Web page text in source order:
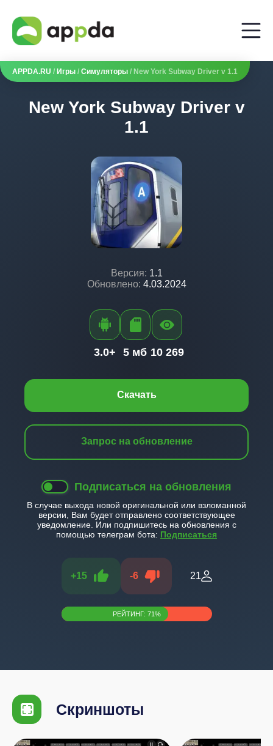
APPDA.RU / Игры / Симуляторы / New York Subway Driver v 1.1
New York Subway Driver v
1.1
Версия: 1.1
Обновлено: 4.03.2024
Скачать
Запрос на обновление
Подписаться на обновления
В случае выхода новой оригинальной или взломанной
версии, Вам будет отправлено соответствующее
уведомление. Или подпишитесь на обновления с
помощью телеграм бота: Подписаться
+15 -6 21
РЕЙТИНГ: 71%
3.0+ 5 мб 10 269
Скриншоты